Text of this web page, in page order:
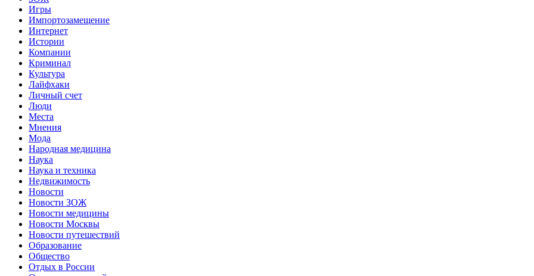
Игры
Импортозамещение
Интернет
Истории
Компании
Криминал
Культура
Лайфхаки
Личный счет
Люди
Места
Мнения
Мода
Народная медицина
Наука
Наука и техника
Недвижимость
Новости
Новости ЗОЖ
Новости медицины
Новости Москвы
Новости путешествий
Образование
Общество
Отдых в России